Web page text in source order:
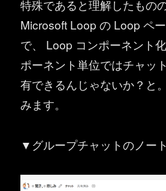
特殊であると理解したもの
Microsoft Loop の Loop ペ
で、 Loop コンポーネント
ポーネント単位ではチャッ
有できるんじゃないか？と
みます。
▼グループチャットのノート